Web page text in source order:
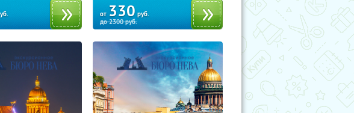
от 330 руб.
до2300руб.